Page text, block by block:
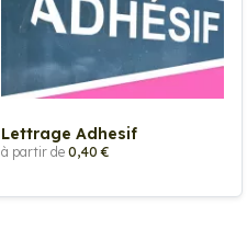
Lettrage Adhesif
à partir de 0,40 €